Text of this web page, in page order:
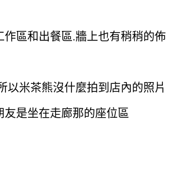
作區和出餐區.牆上也有稍稍的佈
以米茶熊沒什麼拍到店內的照片
友是坐在走廊那的座位區